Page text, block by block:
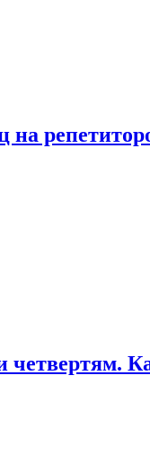
на
четвертям.